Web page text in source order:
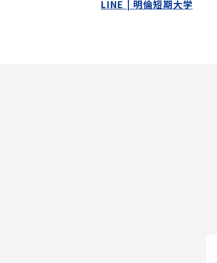
LINE | 明倫短期大学